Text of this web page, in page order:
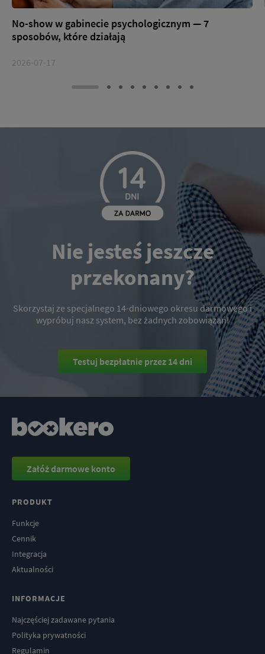
No-show w gabinecie psychologicznym — 7
sposobów, które działają
2026-07-17
Nie jesteś jeszcze
przekonany?
Skorzystaj ze specjalnego 14-dniowego okresu darmowego i
wypróbuj nasz system, bez żadnych zobowiązań!
Testuj bezpłatnie przez 14 dni
Załóż darmowe konto
PRODUKT
Funkcje
Cennik
Integracja
Aktualności
INFORMACJE
Najczęściej zadawane pytania
Polityka prywatności
Regulamin